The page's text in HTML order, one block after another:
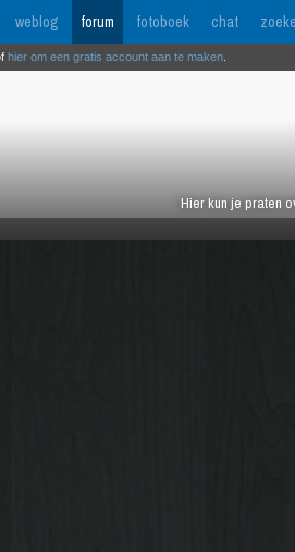
weblog forum fotoboek chat
Hier kun je praten
hier om een gratis account aan te maken